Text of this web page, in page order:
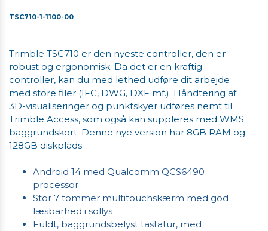
TSC710-1-1100-00
Trimble TSC710 er den nyeste controller, den er
robust og ergonomisk. Da det er en kraftig
controller, kan du med lethed udføre dit arbejde
med store filer (IFC, DWG, DXF mf.). Håndtering af
3D-visualiseringer og punktskyer udføres nemt til
Trimble Access, som også kan suppleres med WMS
baggrundskort. Denne nye version har 8GB RAM og
128GB diskplads.
Android 14 med Qualcomm QCS6490
processor
Stor 7 tommer multitouchskærm med god
læsbarhed i sollys
Fuldt, baggrundsbelyst tastatur, med